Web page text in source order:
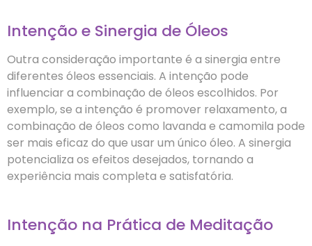
Intenção e Sinergia de Óleos
Outra consideração importante é a sinergia entre
diferentes óleos essenciais. A intenção pode
influenciar a combinação de óleos escolhidos. Por
exemplo, se a intenção é promover relaxamento, a
combinação de óleos como lavanda e camomila pode
ser mais eficaz do que usar um único óleo. A sinergia
potencializa os efeitos desejados, tornando a
experiência mais completa e satisfatória.
Intenção na Prática de Meditação